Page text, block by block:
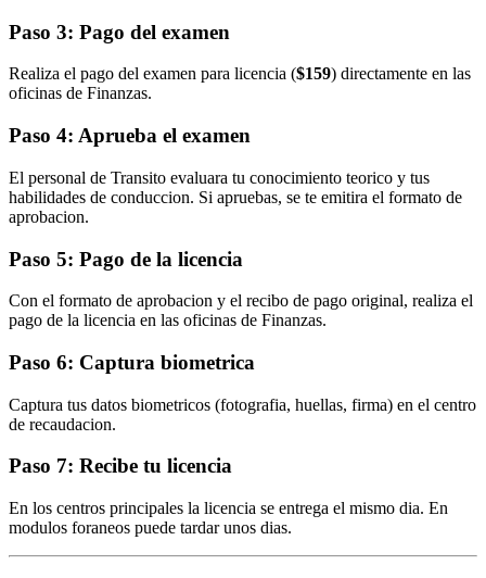
Paso 3: Pago del examen
Realiza el pago del examen para licencia ($159) directamente en las
oficinas de Finanzas.
Paso 4: Aprueba el examen
El personal de Transito evaluara tu conocimiento teorico y tus
habilidades de conduccion. Si apruebas, se te emitira el formato de
aprobacion.
Paso 5: Pago de la licencia
Con el formato de aprobacion y el recibo de pago original, realiza el
pago de la licencia en las oficinas de Finanzas.
Paso 6: Captura biometrica
Captura tus datos biometricos (fotografia, huellas, firma) en el centro
de recaudacion.
Paso 7: Recibe tu licencia
En los centros principales la licencia se entrega el mismo dia. En
modulos foraneos puede tardar unos dias.